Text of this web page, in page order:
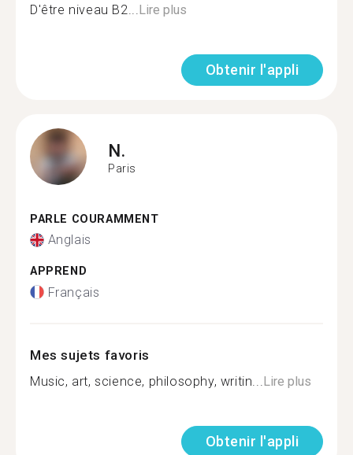
D'être niveau B2... Lire plus
Obtenir l'appli
N.
Paris
PARLE COURAMMENT
Anglais
APPREND
Français
Mes sujets favoris
Music, art, science, philosophy, writin... Lire plus
Obtenir l'appli